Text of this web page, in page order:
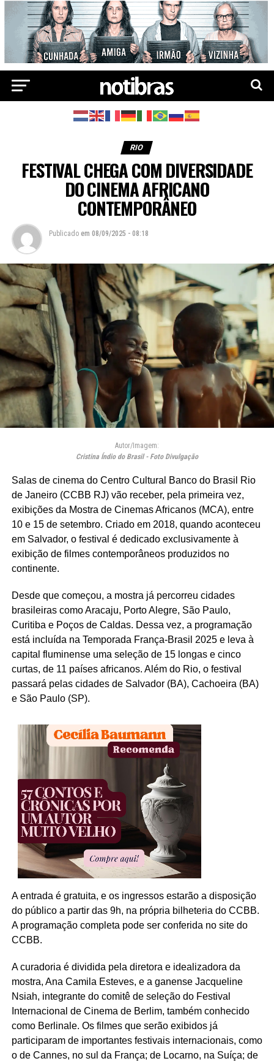
RIO
FESTIVAL CHEGA COM DIVERSIDADE
DO CINEMA AFRICANO
CONTEMPORÂNEO
Publicado em 08/09/2025 - 08:18
Autor/Imagem:
Cristina Índio do Brasil - Foto Divulgação
Salas de cinema do Centro Cultural Banco do Brasil Rio
de Janeiro (CCBB RJ) vão receber, pela primeira vez,
exibições da Mostra de Cinemas Africanos (MCA), entre
10 e 15 de setembro. Criado em 2018, quando aconteceu
em Salvador, o festival é dedicado exclusivamente à
exibição de filmes contemporâneos produzidos no
continente.
Desde que começou, a mostra já percorreu cidades
brasileiras como Aracaju, Porto Alegre, São Paulo,
Curitiba e Poços de Caldas. Dessa vez, a programação
está incluída na Temporada França-Brasil 2025 e leva à
capital fluminense uma seleção de 15 longas e cinco
curtas, de 11 países africanos. Além do Rio, o festival
passará pelas cidades de Salvador (BA), Cachoeira (BA)
e São Paulo (SP).
A entrada é gratuita, e os ingressos estarão a disposição
do público a partir das 9h, na própria bilheteria do CCBB. ​
A programação completa pode ser conferida no site do
CCBB.
A curadoria é dividida pela diretora e idealizadora da
mostra, Ana Camila Esteves, e a ganense Jacqueline
Nsiah, integrante do comitê de seleção do Festival
Internacional de Cinema de Berlim, também conhecido
como Berlinale. Os filmes que serão exibidos já
participaram de importantes festivais internacionais, como
o de Cannes, no sul da França; de Locarno, na Suíça; de